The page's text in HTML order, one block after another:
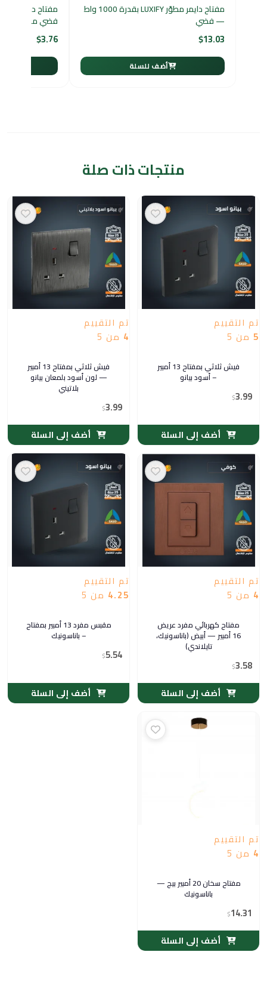
مفتاح دايمر مطوّر LUXIFY بقدرة 1000 واط
— فضي
$13.03
أضف للسلة
مفتاح دركسون
فضي من توفل
$3.76
منتجات ذات صلة
تم التقييم
5 من 5
فيش ثلاثي بمفتاح 13 أمبير
– أسود بيانو
$3.99
أضف إلى السلة
تم التقييم
4 من 5
فيش ثلاثي بمفتاح 13 أمبير
— لون أسود بلمعان بيانو
بلاتيني
$3.99
أضف إلى السلة
تم التقييم
4 من 5
مفتاح كهربائي مفرد عريض
16 أمبير — أبيض (باناسونيك،
تايلاندي)
$3.58
أضف إلى السلة
تم التقييم
4.25 من 5
مقبس مفرد 13 أمبير بمفتاح
– باناسونيك
$5.54
أضف إلى السلة
تم التقييم
4 من 5
مفتاح سخان 20 أمبير بيج —
باناسونيك
$14.31
أضف إلى السلة